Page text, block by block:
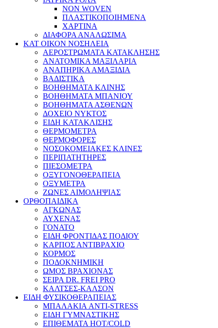
NON WOVEN
ΠΛΑΣΤΙΚΟΠΟΙΗΜΕΝΑ
ΧΑΡΤΙΝΑ
ΔΙΑΦΟΡΑ ΑΝΑΛΩΣΙΜΑ
ΚΑΤ ΟΙΚΟΝ ΝΟΣΗΛΕΙΑ
ΑΕΡΟΣΤΡΩΜΑΤΑ ΚΑΤΑΚΛΗΣΗΣ
ΑΝΑΤΟΜΙΚΑ ΜΑΞΙΛΑΡΙΑ
ΑΝΑΠΗΡΙΚΑ ΑΜΑΞΙΔΙΑ
ΒΑΔΙΣΤΙΚΑ
ΒΟΗΘΗΜΑΤΑ ΚΛΙΝΗΣ
ΒΟΗΘΗΜΑΤΑ ΜΠΑΝΙΟΥ
ΒΟΗΘΗΜΑΤΑ ΑΣΘΕΝΩΝ
ΔΟΧΕΙΟ ΝΥΚΤΟΣ
ΕΙΔΗ ΚΑΤΑΚΛΙΣΗΣ
ΘΕΡΜΟΜΕΤΡΑ
ΘΕΡΜΟΦΟΡΕΣ
ΝΟΣΟΚΟΜΕΙΑΚΕΣ ΚΛΙΝΕΣ
ΠΕΡΙΠΑΤΗΤΗΡΕΣ
ΠΙΕΣΟΜΕΤΡΑ
ΟΞΥΓΟΝΟΘΕΡΑΠΕΙΑ
ΟΞΥΜΕΤΡΑ
ΖΩΝΕΣ ΑΙΜΟΛΗΨΙΑΣ
ΟΡΘΟΠΑΙΔΙΚΑ
ΑΓΚΩΝΑΣ
ΑΥΧΕΝΑΣ
ΓΟΝΑΤΟ
ΕΙΔΗ ΦΡΟΝΤΙΔΑΣ ΠΟΔΙΟΥ
ΚΑΡΠΟΣ ΑΝΤΙΒΡΑΧΙΟ
ΚΟΡΜΟΣ
ΠΟΔΟΚΝΗΜΙΚΗ
ΩΜΟΣ ΒΡΑΧΙΟΝΑΣ
ΣΕΙΡΑ DR. FREI PRO
ΚΑΛΤΣΕΣ-ΚΑΛΣΟΝ
ΕΙΔΗ ΦΥΣΙΚΟΘΕΡΑΠΕΙΑΣ
ΜΠΑΛΑΚΙΑ ANTI-STRESS
ΕΙΔΗ ΓΥΜΝΑΣΤΙΚΗΣ
ΕΠΙΘΕΜΑΤΑ HOT/COLD